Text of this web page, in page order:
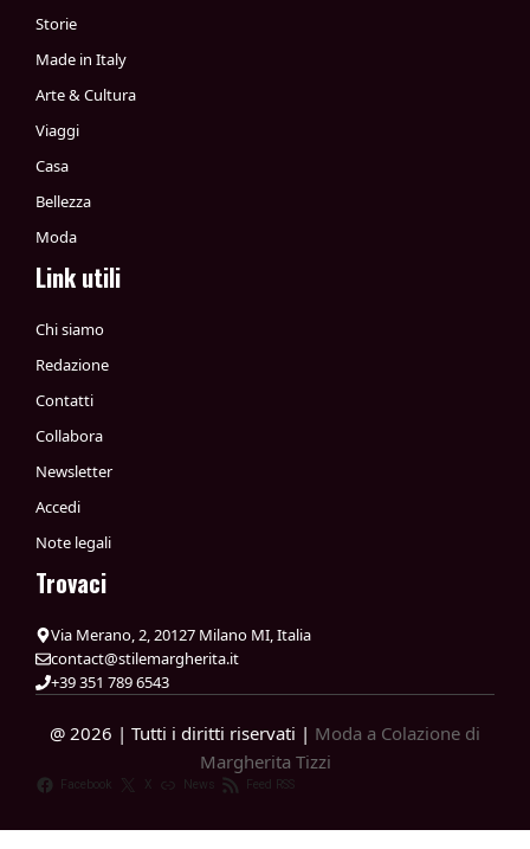
Storie
Made in Italy
Arte & Cultura
Viaggi
Casa
Bellezza
Moda
Link utili
Chi siamo
Redazione
Contatti
Collabora
Newsletter
Accedi
Note legali
Trovaci
Via Merano, 2, 20127 Milano MI, Italia
contact@stilemargherita.it
+39 351 789 6543
@ 2026 | Tutti i diritti riservati | Moda a Colazione di
Margherita Tizzi
Facebook X News Feed RSS